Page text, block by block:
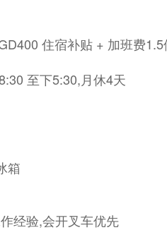
住宿补贴 + 加班费1.5
至下5:30,月休4天
箱
经验,会开叉车优先